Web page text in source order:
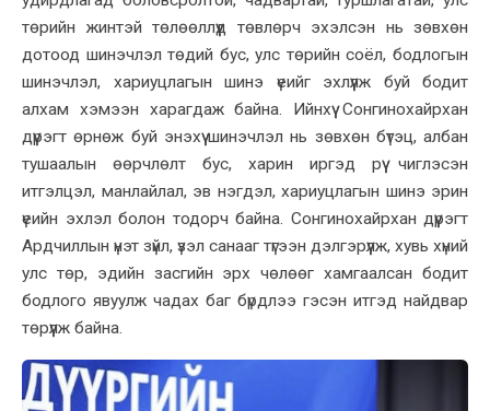
төрийн жинтэй төлөөллүүд төвлөрч эхэлсэн нь зөвхөн
дотоод шинэчлэл төдий бус, улс төрийн соёл, бодлогын
шинэчлэл, хариуцлагын шинэ үеийг эхлүүлж буй бодит
алхам хэмээн харагдаж байна. Ийнхүү Сонгинохайрхан
дүүрэгт өрнөж буй энэхүү шинэчлэл нь зөвхөн бүтэц, албан
тушаалын өөрчлөлт бус, харин иргэд рүү чиглэсэн
итгэлцэл, манлайлал, эв нэгдэл, хариуцлагын шинэ эрин
үеийн эхлэл болон тодорч байна. Сонгинохайрхан дүүрэгт
Ардчиллын үнэт зүйл, үзэл санааг түгээн дэлгэрүүлж, хувь хүний
улс төр, эдийн засгийн эрх чөлөөг хамгаалсан бодит
бодлого явуулж чадах баг бүрдлээ гэсэн итгэд найдвар
төрүүлж байна.